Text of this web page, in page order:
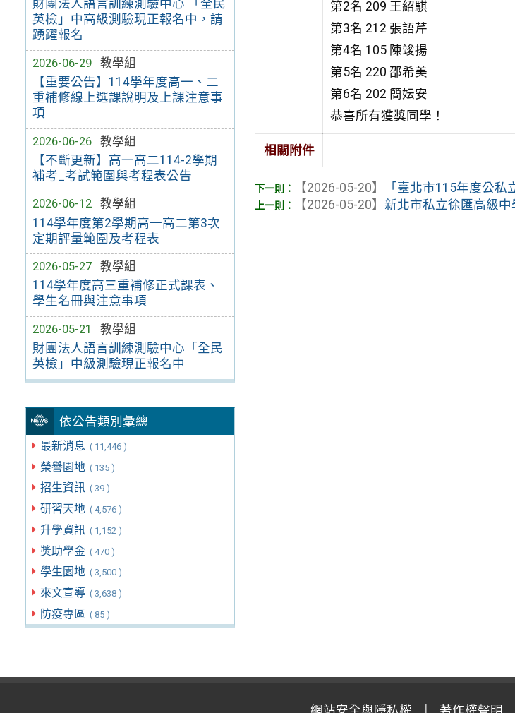
財團法人語言訓練測驗中心 「全民
英檢」中高級測驗現正報名中，請
踴躍報名
2026-06-29
教學組
【重要公告】114學年度高一、二
重補修線上選課說明及上課注意事
項
2026-06-26
教學組
【不斷更新】高一高二114-2學期
補考_考試範圍與考程表公告
2026-06-12
教學組
114學年度第2學期高一高二第3次
定期評量範圍及考程表
2026-05-27
教學組
114學年度高三重補修正式課表、
學生名冊與注意事項
2026-05-21
教學組
財團法人語言訓練測驗中心「全民
英檢」中級測驗現正報名中
依公告類別彙總
最新消息 ( 11,446 )
榮譽園地 ( 135 )
招生資訊 ( 39 )
研習天地 ( 4,576 )
升學資訊 ( 1,152 )
獎助學金 ( 470 )
學生園地 ( 3,500 )
來文宣導 ( 3,638 )
防疫專區 ( 85 )
第2名 209 王紹騏
第3名 212 張語芹
第4名 105 陳竣揚
第5名 220 邵希美
第6名 202 簡妘安
恭喜所有獲獎同學！
相關附件
【2026-05-20】
「臺北市115年度公
【2026-05-20】新北市私立徐匯高級